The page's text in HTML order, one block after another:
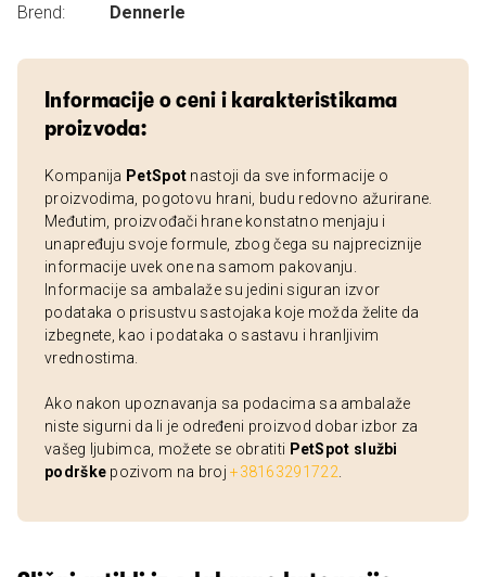
Brend:
Dennerle
Informacije o ceni i karakteristikama
proizvoda:
Kompanija PetSpot nastoji da sve informacije o
proizvodima, pogotovu hrani, budu redovno ažurirane.
Međutim, proizvođači hrane konstatno menjaju i
unapređuju svoje formule, zbog čega su najpreciznije
informacije uvek one na samom pakovanju.
Informacije sa ambalaže su jedini siguran izvor
podataka o prisustvu sastojaka koje možda želite da
izbegnete, kao i podataka o sastavu i hranljivim
vrednostima.
Ako nakon upoznavanja sa podacima sa ambalaže
niste sigurni da li je određeni proizvod dobar izbor za
vašeg ljubimca, možete se obratiti PetSpot službi
podrške pozivom na broj+38163291722